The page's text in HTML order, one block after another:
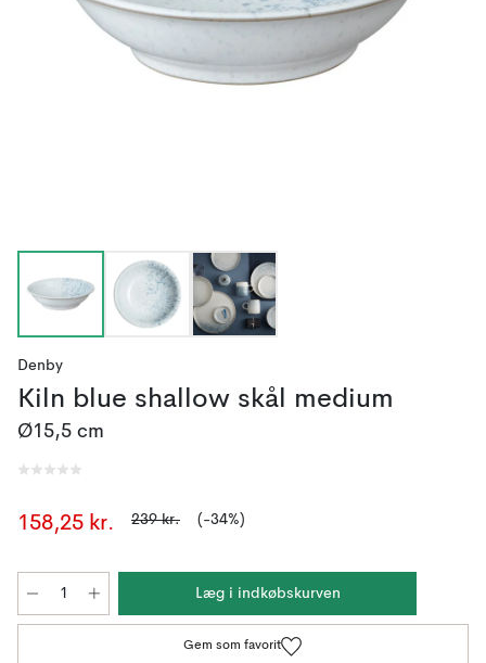
Denby
Kiln blue shallow skål medium
Ø15,5 cm
158,25 kr. 239 kr. (-34%)
Læg i indkøbskurven
Gem som favorit